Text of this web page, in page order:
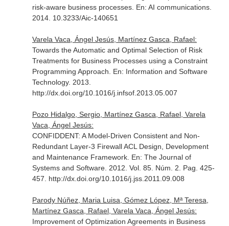
risk-aware business processes. En: AI communications.
2014. 10.3233/Aic-140651
Varela Vaca, Ángel Jesús, Martínez Gasca, Rafael:
Towards the Automatic and Optimal Selection of Risk
Treatments for Business Processes using a Constraint
Programming Approach. En: Information and Software
Technology. 2013.
http://dx.doi.org/10.1016/j.infsof.2013.05.007
Pozo Hidalgo, Sergio, Martínez Gasca, Rafael, Varela
Vaca, Ángel Jesús:
CONFIDDENT: A Model-Driven Consistent and Non-
Redundant Layer-3 Firewall ACL Design, Development
and Maintenance Framework. En: The Journal of
Systems and Software. 2012. Vol. 85. Núm. 2. Pag. 425-
457. http://dx.doi.org/10.1016/j.jss.2011.09.008
Parody Núñez, Maria Luisa, Gómez López, Mª Teresa,
Martínez Gasca, Rafael, Varela Vaca, Ángel Jesús:
Improvement of Optimization Agreements in Business